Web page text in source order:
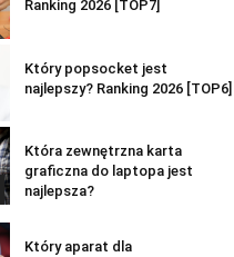
Ranking 2026 [TOP7]
Który popsocket jest
najlepszy? Ranking 2026 [TOP6]
Która zewnętrzna karta
graficzna do laptopa jest
najlepsza?
Który aparat dla